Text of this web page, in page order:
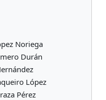
Noriega
Durán
López
Pérez